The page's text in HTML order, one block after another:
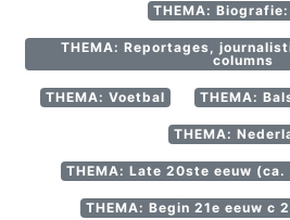
THEMA:
THEMA: Reportages,
columns
THEMA: Voetbal THEMA:
THEMA:
THEMA: Late 20ste eeuw
THEMA: Begin 21e eeuw c